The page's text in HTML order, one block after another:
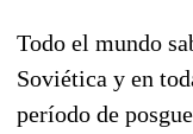
Todo el mundo
Soviética y en
período de